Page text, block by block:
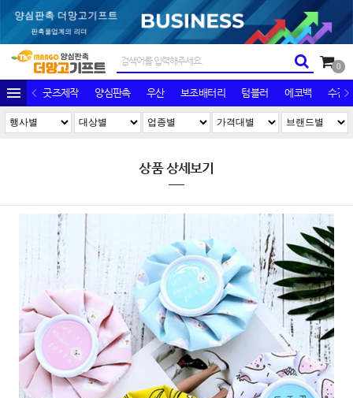
0
굿즈제작 양심판촉 우산 보조배터리 텀블러 에코백 수건/
상품 상세보기